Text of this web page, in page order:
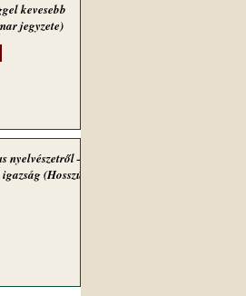
kevesebb
jegyzete)
nyelvészetről –
(Hosszú